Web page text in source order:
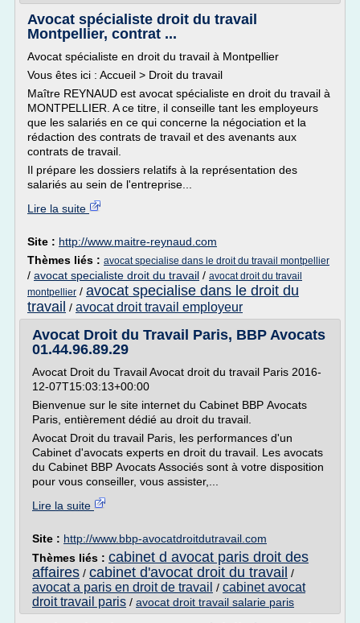
Avocat spécialiste droit du travail
Montpellier, contrat ...
Avocat spécialiste en droit du travail à Montpellier
Vous êtes ici : Accueil > Droit du travail
Maître REYNAUD est avocat spécialiste en droit du travail à
MONTPELLIER. A ce titre, il conseille tant les employeurs
que les salariés en ce qui concerne la négociation et la
rédaction des contrats de travail et des avenants aux
contrats de travail.
Il prépare les dossiers relatifs à la représentation des
salariés au sein de l'entreprise...
Lire la suite
Site : http://www.maitre-reynaud.com
Thèmes liés : avocat specialise dans le droit du travail montpellier
/ avocat specialiste droit du travail / avocat droit du travail
montpellier / avocat specialise dans le droit du
travail / avocat droit travail employeur
Avocat Droit du Travail Paris, BBP Avocats
01.44.96.89.29
Avocat Droit du Travail Avocat droit du travail Paris 2016-
12-07T15:03:13+00:00
Bienvenue sur le site internet du Cabinet BBP Avocats
Paris, entièrement dédié au droit du travail.
Avocat Droit du travail Paris, les performances d'un
Cabinet d'avocats experts en droit du travail. Les avocats
du Cabinet BBP Avocats Associés sont à votre disposition
pour vous conseiller, vous assister,...
Lire la suite
Site : http://www.bbp-avocatdroitdutravail.com
Thèmes liés : cabinet d avocat paris droit des
affaires / cabinet d'avocat droit du travail /
avocat a paris en droit de travail / cabinet avocat
droit travail paris / avocat droit travail salarie paris